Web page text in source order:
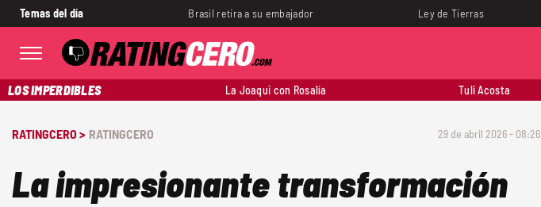
Temas del día Brasil retira a su embajador Ley de Tierras
LOS IMPERDIBLES La Joaqui con Rosalía Tuli Acosta
RATINGCERO > RATINGCERO 29 de abril 2026 - 08:26
La impresionante transformación